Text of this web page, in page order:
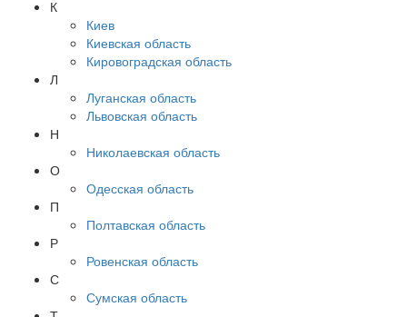
К
Киев
Киевская область
Кировоградская область
Л
Луганская область
Львовская область
Н
Николаевская область
О
Одесская область
П
Полтавская область
Р
Ровенская область
С
Сумская область